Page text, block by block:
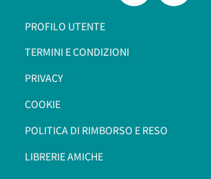
PROFILO UTENTE
TERMINI E CONDIZIONI
PRIVACY
COOKIE
POLITICA DI RIMBORSO E RESO
LIBRERIE AMICHE